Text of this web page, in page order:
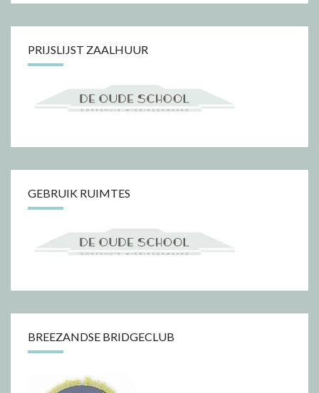
PRIJSLIJST ZAALHUUR
GEBRUIK RUIMTES
BREEZANDSE BRIDGECLUB